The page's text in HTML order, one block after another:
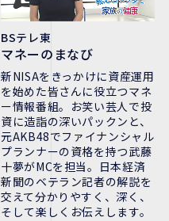
BSテレ東
マネーのまなび
新NISAをきっかけに資産運用
を始めた皆さんに役立つマネ
ー情報番組。お笑い芸人で投
資に造詣の深いパックンと、
元AKB48でファイナンシャル
プランナーの資格を持つ武藤
十夢がMCを担当。日本経済
新聞のベテラン記者の解説を
交えて分かりやすく、深く、
そして楽しくお伝えします。